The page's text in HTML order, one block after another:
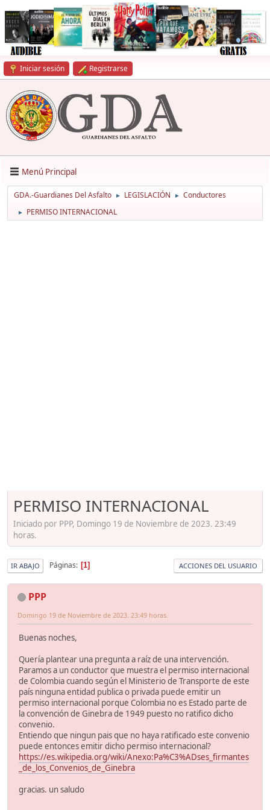
Iniciar sesión Registrarse
Menú Principal
GDA.-Guardianes Del Asfalto ► LEGISLACIÓN ► Conductores
► PERMISO INTERNACIONAL
PERMISO INTERNACIONAL
Iniciado por PPP, Domingo 19 de Noviembre de 2023. 23:49
horas.
IR ABAJO Páginas 1 ACCIONES DEL USUARIO
PPP
Domingo 19 de Noviembre de 2023. 23:49 horas.
Buenas noches,
Quería plantear una pregunta a raíz de una intervención.
Paramos a un conductor que muestra el permiso internacional
de Colombia cuando según el Ministerio de Transporte de este
país ninguna entidad publica o privada puede emitir un
permiso internacional porque Colombia no es Estado parte de
la convención de Ginebra de 1949 puesto no ratifico dicho
convenio.
Entiendo que ningun pais que no haya ratificado este convenio
puede entonces emitir dicho permiso internacional?
https://es.wikipedia.org/wiki/Anexo:Pa%C3%ADses_firmantes
_de_los_Convenios_de_Ginebra
gracias. un saludo